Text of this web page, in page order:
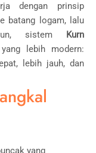
dengan prinsip
batang logam, lalu
sistem
Kurn
lebih modern:
lebih jauh, dan